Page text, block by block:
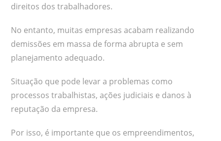
direitos dos trabalhadores.
No entanto, muitas empresas acabam realizando
demissões em massa de forma abrupta e sem
planejamento adequado.
Situação que pode levar a problemas como
processos trabalhistas, ações judiciais e danos à
reputação da empresa.
Por isso, é importante que os empreendimentos,